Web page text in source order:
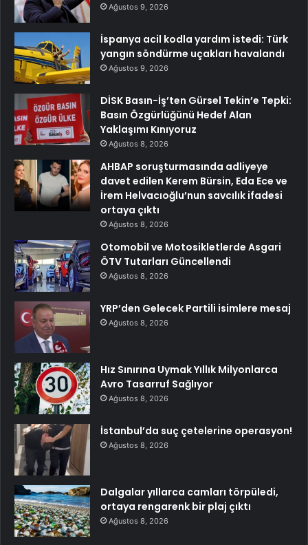
Ağustos 9, 2026
İspanya acil kodla yardım istedi: Türk
yangın söndürme uçakları havalandı
Ağustos 9, 2026
DİSK Basın-İş’ten Gürsel Tekin’e Tepki:
Basın Özgürlüğünü Hedef Alan
Yaklaşımı Kınıyoruz
Ağustos 8, 2026
AHBAP soruşturmasında adliyeye
davet edilen Kerem Bürsin, Eda Ece ve
İrem Helvacıoğlu’nun savcılık ifadesi
ortaya çıktı
Ağustos 8, 2026
Otomobil ve Motosikletlerde Asgari
ÖTV Tutarları Güncellendi
Ağustos 8, 2026
YRP’den Gelecek Partili isimlere mesaj
Ağustos 8, 2026
Hız Sınırına Uymak Yıllık Milyonlarca
Avro Tasarruf Sağlıyor
Ağustos 8, 2026
İstanbul’da suç çetelerine operasyon!
Ağustos 8, 2026
Dalgalar yıllarca camları törpüledi,
ortaya rengarenk bir plaj çıktı
Ağustos 8, 2026